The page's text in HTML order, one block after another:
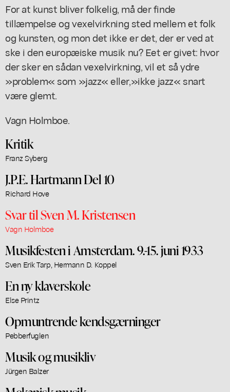
For at kunst bliver folkelig, må der finde
tillæmpelse og vexelvirkning sted mellem et folk
og kunsten, og mon det ikke er det, der er ved at
ske i den europæiske musik nu? Eet er givet: hvor
der sker en sådan vexelvirkning, vil et så ydre
»problem« som »jazz« eller,»ikke jazz« snart
være glemt.
Vagn Holmboe.
Kritik
Franz Syberg
J.P.E. Hartmann Del 10
Richard Hove
Svar til Sven M. Kristensen
Vagn Holmboe
Musikfesten i Amsterdam. 9.-15. juni 1933
Sven Erik Tarp, Hermann D. Koppel
En ny klaverskole
Else Printz
Opmuntrende kendsgærninger
Pebberfuglen
Musik og musikliv
Jürgen Balzer